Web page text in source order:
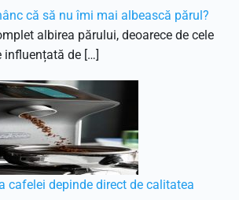
că să nu îmi mai albească părul?
albirea părului, deoarece de cele
influențată de […]
cafelei depinde direct de calitatea